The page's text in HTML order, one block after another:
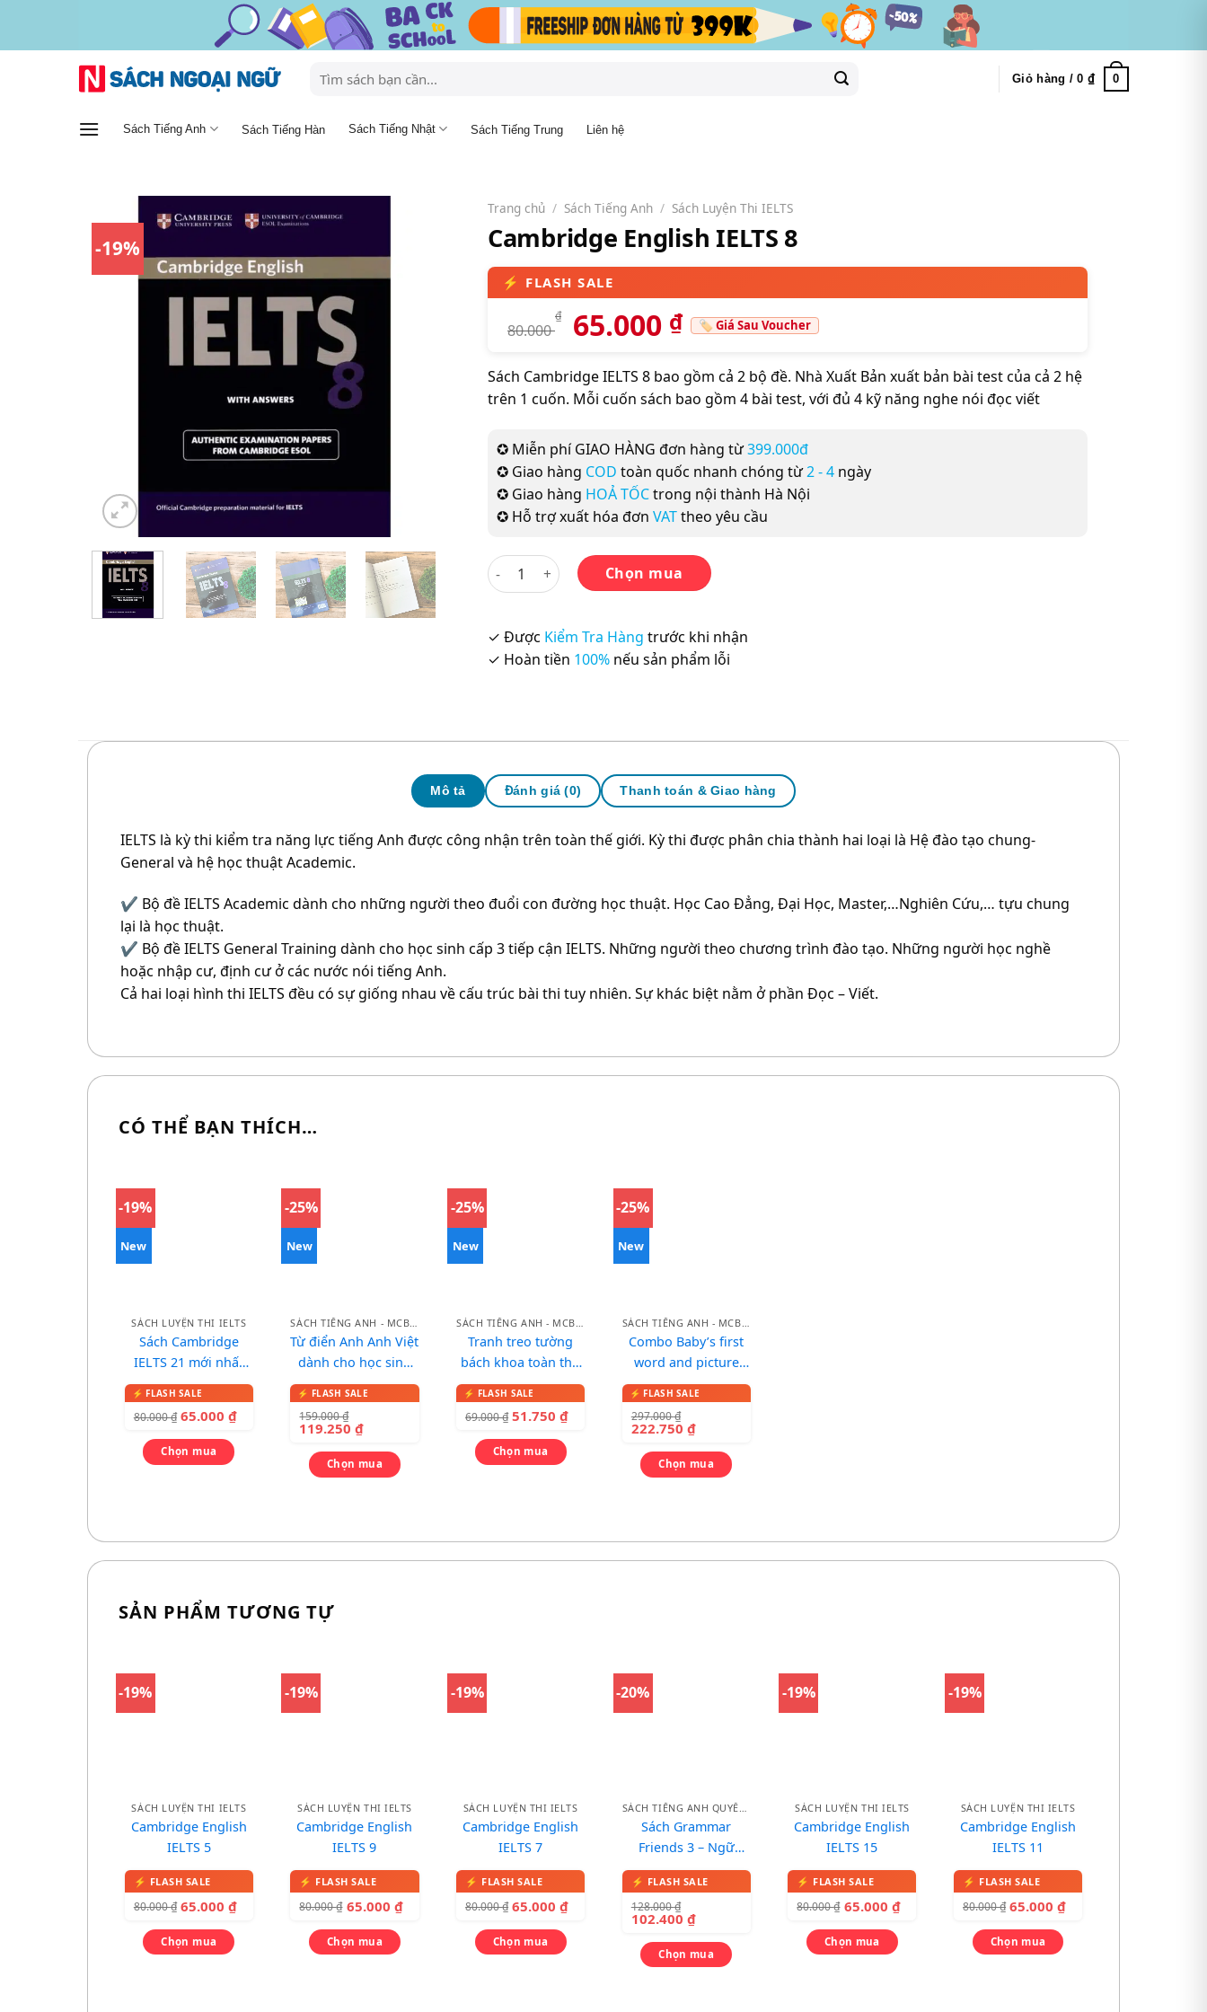
content
Tìm
kiếm:
Giỏ hàng /0 ₫ 0
Sách Tiếng Anh Sách Tiếng Hàn Sách Tiếng Nhật Sách Tiếng Trung Liên hệ
-19%
Trang chủ / Sách Tiếng Anh / Sách Luyện Thi IELTS
Cambridge English IELTS 8
80.000
₫ 65.000 ₫
Sách Cambridge IELTS 8 bao gồm cả 2 bộ đề. Nhà Xuất Bản xuất bản bài test của cả 2 hệ
trên 1 cuốn. Mỗi cuốn sách bao gồm 4 bài test, với đủ 4 kỹ năng nghe nói đọc viết
✪ Miễn phí GIAO HÀNG đơn hàng từ399.000đ
✪ Giao hàng COD toàn quốc nhanh chóng từ2 - 4 ngày
✪ Giao hàng HOẢ TỐCtrong nội thành Hà Nội
✪ Hỗ trợ xuất hóa đơn VATtheo yêu cầu
Cambridge English IELTS 8 số lượng
Chọn mua
✓ Được Kiểm Tra Hàng trước khi nhận
✓ Hoàn tiền 100% nếu sản phẩm lỗi
Mô tả Đánh giá (0) Thanh toán & Giao hàng
IELTS là kỳ thi kiểm tra năng lực tiếng Anh được công nhận trên toàn thế giới. Kỳ thi được phân chia thành hai loại là Hệ đào tạo chung-
General và hệ học thuật Academic.
✔️ Bộ đề IELTS Academic dành cho những người theo đuổi con đường học thuật. Học Cao Đẳng, Đại Học, Master,…Nghiên Cứu,… tựu chung
lại là học thuật.
✔️ Bộ đề IELTS General Training dành cho học sinh cấp 3 tiếp cận IELTS. Những người theo chương trình đào tạo. Những người học nghề
hoặc nhập cư, định cư ở các nước nói tiếng Anh.
Cả hai loại hình thi IELTS đều có sự giống nhau về cấu trúc bài thi tuy nhiên. Sự khác biệt nằm ở phần Đọc – Viết.
CÓ THỂ BẠN THÍCH…
-19%
New
SÁCH LUYỆN THI IELTS
Sách Cambridge
IELTS 21 mới nhất
2026
80.000₫ 65.000₫
Chọn mua
-25%
New
Từ điển Anh Anh Việt
dành cho học sinh
(bìa xanh đỏ)
159.000₫
119.250₫
Chọn mua
-25%
New
Tranh treo tường
bách khoa toàn thư
cho bé
69.000₫ 51.750₫
Chọn mua
-25%
New
Combo Baby’s first
word and picture
dictionary – Từ điển
song ngữ qua tranh
cho bé
297.000₫
222.750 ₫
Chọn mua
SẢN PHẨM TƯƠNG TỰ
-19%
SÁCH LUYỆN THI IELTS
Cambridge English
IELTS 5
80.000₫ 65.000₫
Chọn mua
-19%
SÁCH LUYỆN THI IELTS
Cambridge English
IELTS 9
80.000₫ 65.000 ₫
Chọn mua
-19%
SÁCH LUYỆN THI IELTS
Cambridge English
IELTS 7
80.000₫ 65.000₫
Chọn mua
-20%
SÁCH TIẾNG ANH QUYỂN LẺ
Sách Grammar
Friends 3 – Ngữ
Pháp Tiếng Anh
128.000₫
102.400 ₫
Chọn mua
-19%
SÁCH LUYỆN THI IELTS
Cambridge English
IELTS 15
80.000₫ 65.000 ₫
Chọn mua
-19%
SÁCH LUYỆN THI IELTS
Cambridge English
IELTS 11
80.000₫ 65.000₫
Chọn mua